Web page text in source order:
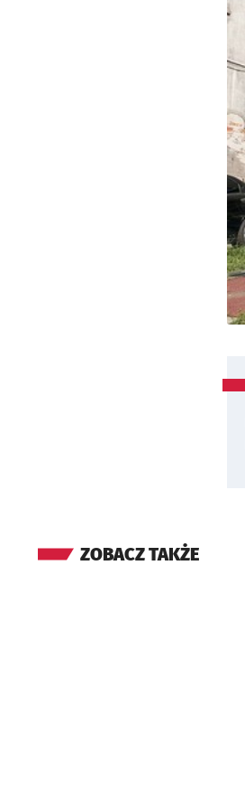
ZOBACZ TAKŻE